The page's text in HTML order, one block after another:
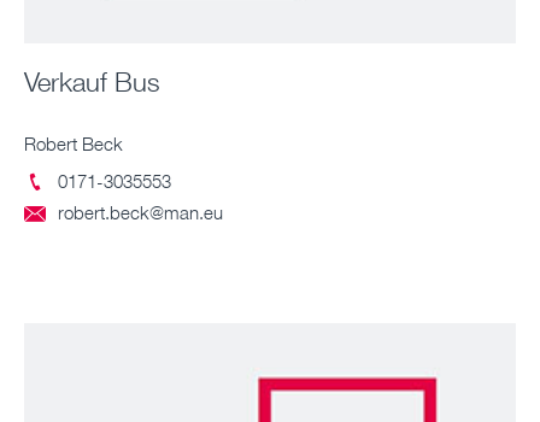
Verkauf Bus
Robert Beck

0171-3035553

robert.beck@man.eu